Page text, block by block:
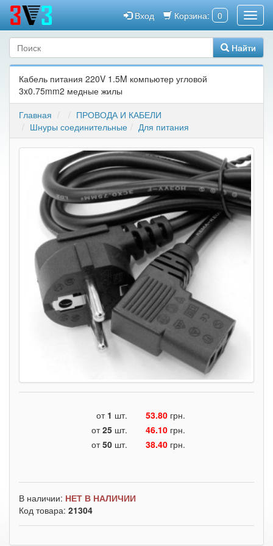
Корзина: 0
Вход
Найти
Кабель питания 220V 1.5M компьютер угловой
3x0.75mm2 медные жилы
Главная
ПРОВОДА И КАБЕЛИ
Шнуры соединительные
Для питания
от 1 шт. 53.80 грн.
от25 шт. 46.10 грн.
от50 шт. 38.40 грн.
В наличии: НЕТ В НАЛИЧИИ
Код товара: 21304